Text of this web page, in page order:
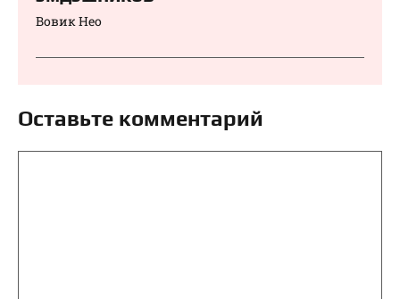
Вовик Нео
Оставьте комментарий